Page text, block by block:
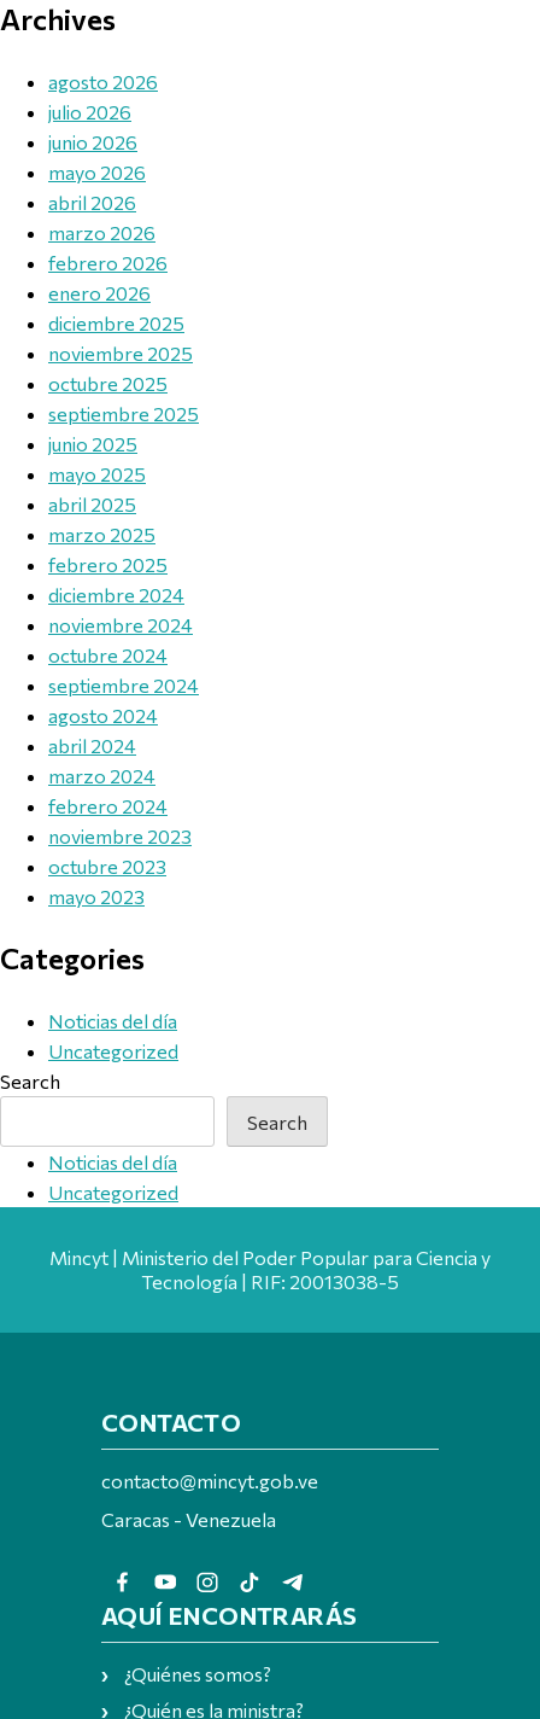
Archives
agosto 2026
julio 2026
junio 2026
mayo 2026
abril 2026
marzo 2026
febrero 2026
enero 2026
diciembre 2025
noviembre 2025
octubre 2025
septiembre 2025
junio 2025
mayo 2025
abril 2025
marzo 2025
febrero 2025
diciembre 2024
noviembre 2024
octubre 2024
septiembre 2024
agosto 2024
abril 2024
marzo 2024
febrero 2024
noviembre 2023
octubre 2023
mayo 2023
Categories
Noticias del día
Uncategorized
Search
Search
Noticias del día
Uncategorized
Mincyt | Ministerio del Poder Popular para Ciencia y
Tecnología | RIF: 20013038-5
CONTACTO
contacto@mincyt.gob.ve
Caracas - Venezuela
AQUÍ ENCONTRARÁS
¿Quiénes somos?
¿Quién es la ministra?